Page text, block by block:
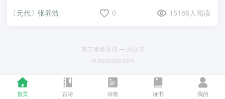
首页 古诗 诗歌 读书 我的
〔元代〕张养浩 0 15188人阅读
有志者事竟成 — 后汉书
m.xuebody.com